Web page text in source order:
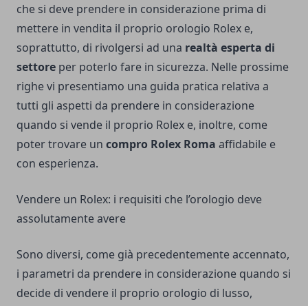
che si deve prendere in considerazione prima di
mettere in vendita il proprio orologio Rolex e,
soprattutto, di rivolgersi ad una realtà esperta di
settore per poterlo fare in sicurezza. Nelle prossime
righe vi presentiamo una guida pratica relativa a
tutti gli aspetti da prendere in considerazione
quando si vende il proprio Rolex e, inoltre, come
poter trovare un compro Rolex Roma affidabile e
con esperienza.
Vendere un Rolex: i requisiti che l’orologio deve
assolutamente avere
Sono diversi, come già precedentemente accennato,
i parametri da prendere in considerazione quando si
decide di vendere il proprio orologio di lusso,